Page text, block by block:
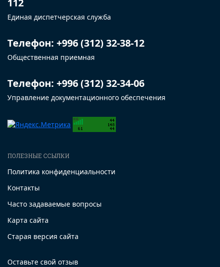
112
Единая диспетчерская служба
Телефон: +996 (312) 32-38-12
Общественная приемная
Телефон: +996 (312) 32-34-06
Управление документационного обеспечения
ПОЛЕЗНЫЕ ССЫЛКИ
Политика конфиденциальности
Контакты
Часто задаваемые вопросы
Карта сайта
Старая версия сайта
Оставьте свой отзыв